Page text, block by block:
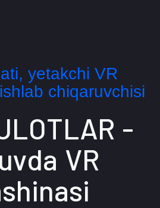
yetakchi VR
chiqaruvchisi
-
VR